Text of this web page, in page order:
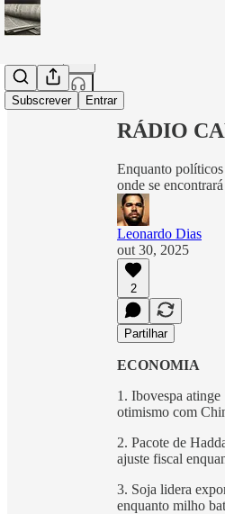
Subscrever Entrar
RÁDIO
Enquanto
onde se
Leonardo Dias
out 30, 2025
2
Partilhar
ECONOMIA
1. Ibovespa
otimismo com
2. Pacote de
ajuste fiscal
3. Soja lidera
enquanto milho